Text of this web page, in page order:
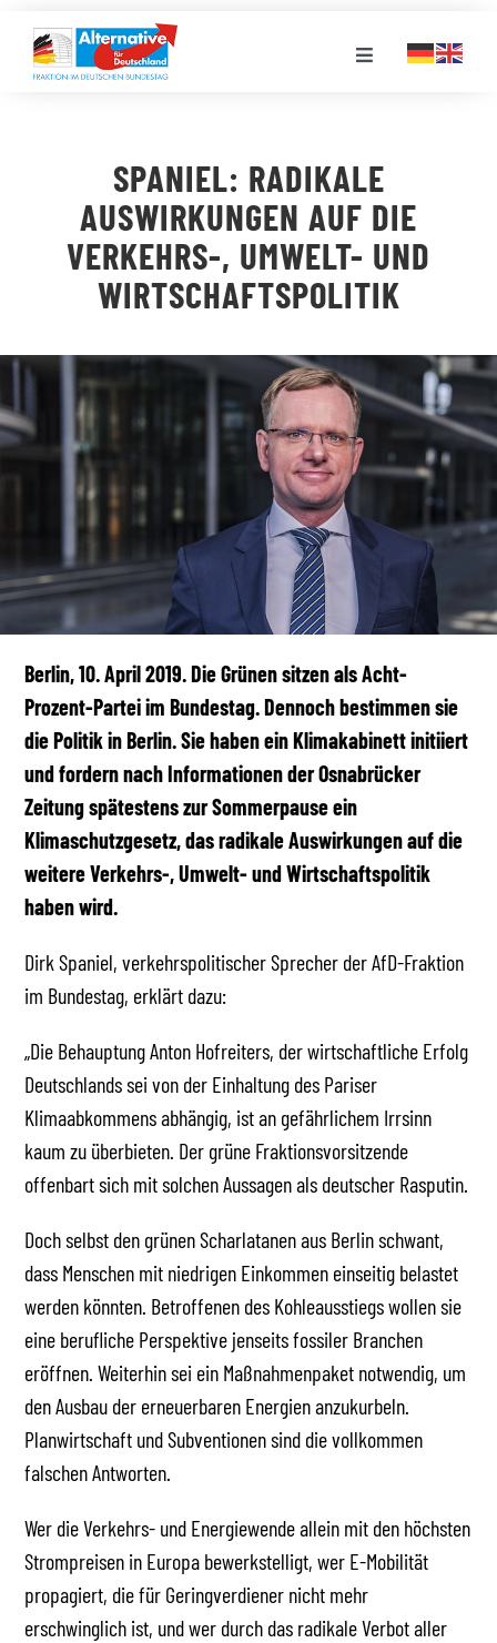
Inhalt
springen
Toggle
LANDESGRUPPEN
VERANSTALTUNGEN
STELLENPORTAL
MEDIATHEK
SPANIEL: RADIKALE
AUSWIRKUNGEN AUF DIE
VERKEHRS-, UMWELT- UND
WIRTSCHAFTSPOLITIK
Berlin, 10. April 2019. Die Grünen sitzen als Acht-
Prozent-Partei im Bundestag. Dennoch bestimmen sie
die Politik in Berlin. Sie haben ein Klimakabinett initiiert
und fordern nach Informationen der Osnabrücker
Zeitung spätestens zur Sommerpause ein
Klimaschutzgesetz, das radikale Auswirkungen auf die
weitere Verkehrs-, Umwelt- und Wirtschaftspolitik
haben wird.
Dirk Spaniel, verkehrspolitischer Sprecher der AfD-Fraktion
im Bundestag, erklärt dazu:
„Die Behauptung Anton Hofreiters, der wirtschaftliche Erfolg
Deutschlands sei von der Einhaltung des Pariser
Klimaabkommens abhängig, ist an gefährlichem Irrsinn
kaum zu überbieten. Der grüne Fraktionsvorsitzende
offenbart sich mit solchen Aussagen als deutscher Rasputin.
Doch selbst den grünen Scharlatanen aus Berlin schwant,
dass Menschen mit niedrigen Einkommen einseitig belastet
werden könnten. Betroffenen des Kohleausstiegs wollen sie
eine berufliche Perspektive jenseits fossiler Branchen
eröffnen. Weiterhin sei ein Maßnahmenpaket notwendig, um
den Ausbau der erneuerbaren Energien anzukurbeln.
Planwirtschaft und Subventionen sind die vollkommen
falschen Antworten.
Wer die Verkehrs- und Energiewende allein mit den höchsten
Strompreisen in Europa bewerkstelligt, wer E-Mobilität
propagiert, die für Geringverdiener nicht mehr
erschwinglich ist, und wer durch das radikale Verbot aller